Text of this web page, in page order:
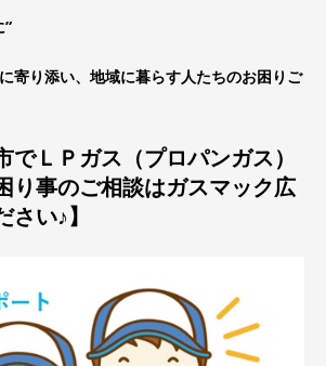
”
寄り添い、地域に暮らす人たちのお困りご
でＬＰガス（プロパンガス）
り事のご相談はガスマック広
い♪】